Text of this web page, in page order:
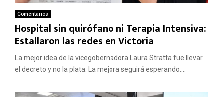
Comentarios
Hospital sin quirófano ni Terapia Intensiva:
Estallaron las redes en Victoria
La mejor idea de la vicegobernadora Laura Stratta fue llevar
el decreto y no la plata. La mejora seguirá esperando....